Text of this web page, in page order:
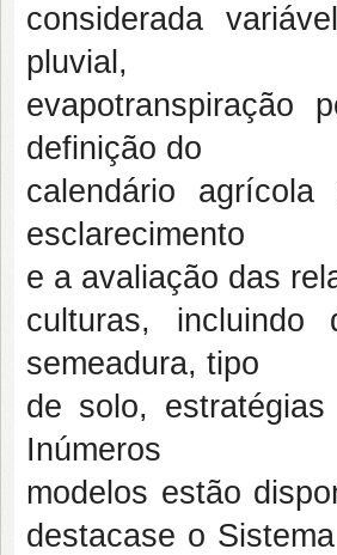
considerada
pluvial,
evapotranspiração
definição do
calendário
esclarecimento
e a avaliação das
culturas,
semeadura, tipo
de solo,
Inúmeros
modelos estão
destacase o